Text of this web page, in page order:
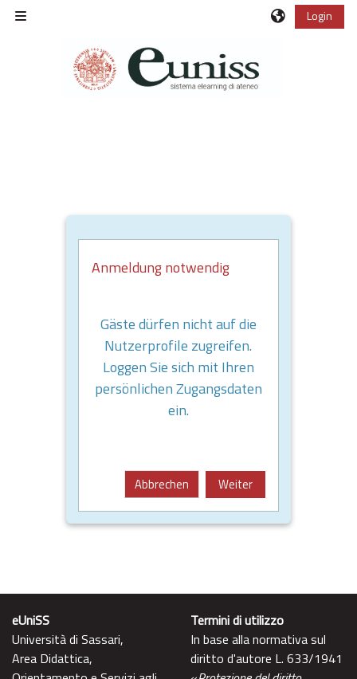
Zum Hauptinhalt
Login
Anmeldung notwendig
Gäste dürfen nicht auf die
Nutzerprofile zugreifen.
Loggen Sie sich mit Ihren
persönlichen Zugangsdaten
ein.
Abbrechen Weiter
eUniSS
Università di Sassari,
Area Didattica,
Termini di utilizzo
In base alla normativa sul
diritto d'autore L. 633/1941